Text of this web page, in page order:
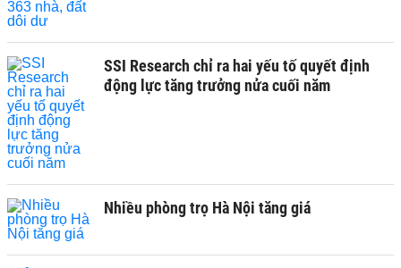
SSI Research chỉ ra hai yếu tố quyết định
động lực tăng trưởng nửa cuối năm
Nhiều phòng trọ Hà Nội tăng giá